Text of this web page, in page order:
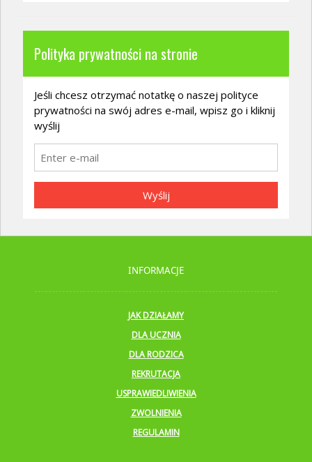
Polityka prywatności na stronie
Jeśli chcesz otrzymać notatkę o naszej polityce
prywatności na swój adres e-mail, wpisz go i kliknij
wyślij
Wyślij
INFORMACJE
JAK DZIAŁAMY
DLA UCZNIA
DLA RODZICA
REKRUTACJA
USPRAWIEDLIWIENIA
ZWOLNIENIA
REGULAMIN